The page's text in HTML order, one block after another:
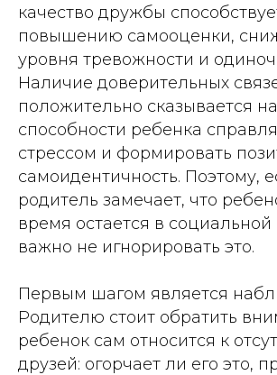
качество дружбы
повышению самооценки,
уровня тревожности и
Наличие доверительных
положительно сказывается на
способности ребенка
стрессом и формировать
самоидентичность. Поэтому,
родитель замечает, что
время остается в
важно не игнорировать это.
Первым шагом является
Родителю стоит обратить
ребенок сам относится к
друзей: огорчает ли его это,